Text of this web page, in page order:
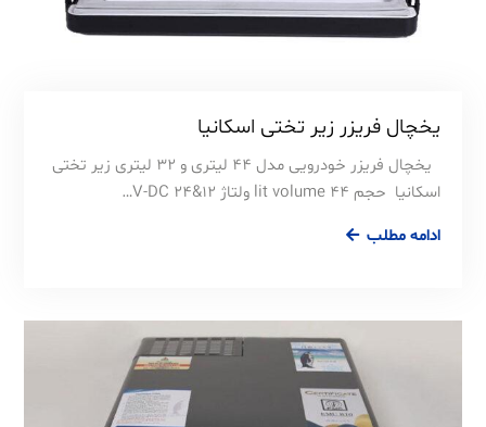
یخچال فریزر زیر تختی اسکانیا
یخچال فریزر خودرویی مدل ۴۴ لیتری و 32 لیتری زیر تختی
اسکانیا حجم 44 lit volume ولتاژ 12&24 V-DC…
ادامه مطلب